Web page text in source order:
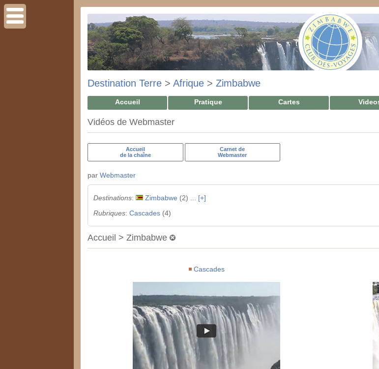
Destination Terre > Afrique > Zimbabwe
Accueil Pratique Cartes
Vidéos de Webmaster
Accueil
de la chaîne
Carnet de
Webmaster
par Webmaster
Destinations: Zimbabwe (2) ... [+]
Rubriques: Cascades(4)
Accueil > Zimbabwe
Cascades